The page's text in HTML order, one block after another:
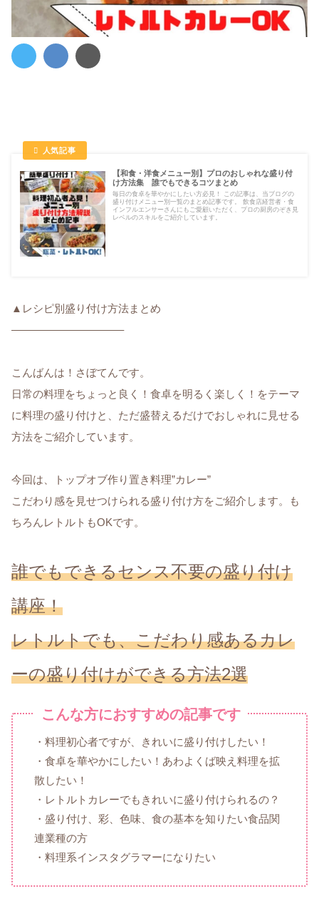
【和食・洋食メニュー別】プロのおしゃれな盛り付
け方法集 誰でもできるコツまとめ
毎日の食卓を華やかにしたい方必見！ この記事は、当ブログの
盛り付けメニュー別一覧のまとめ記事です。 飲食店経営者・食
インフルエンサーさんにもご愛顧いただく、プロの厨房のぞき見
レベルのスキルをご紹介しています。
▲レシピ別盛り付け方法まとめ
——————————–
こんばんは！さぼてんです。
日常の料理をちょっと良く！食卓を明るく楽しく！をテーマ
に料理の盛り付けと、ただ盛替えるだけでおしゃれに見せる
方法をご紹介しています。
今回は、トップオブ作り置き料理”カレー”
こだわり感を見せつけられる盛り付け方をご紹介します。も
ちろんレトルトもOKです。
誰でもできるセンス不要の盛り付け
講座！
レトルトでも、こだわり感あるカレ
ーの盛り付けができる方法2選
こんな方におすすめの記事です
・料理初心者ですが、きれいに盛り付けしたい！
・食卓を華やかにしたい！あわよくば映え料理を拡
散したい！
・レトルトカレーでもきれいに盛り付けられるの？
・盛り付け、彩、色味、食の基本を知りたい食品関
連業種の方
・料理系インスタグラマーになりたい